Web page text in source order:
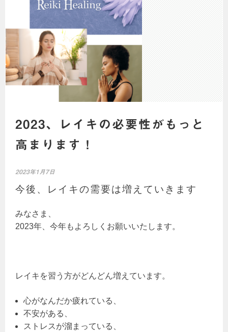
2023、レイキの必要性がもっと
高まります！
2023年1月7日
今後、レイキの需要は増えていきます
みなさま、
2023年、今年もよろしくお願いいたします。
レイキを習う方がどんどん増えています。
心がなんだか疲れている、
不安がある、
ストレスが溜まっている、